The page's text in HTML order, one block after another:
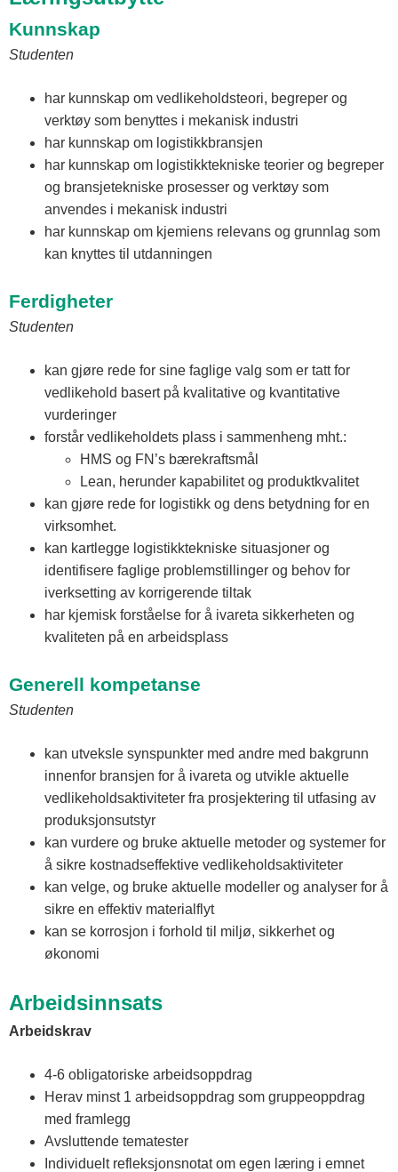
Kunnskap
Studenten
har kunnskap om vedlikeholdsteori, begreper og
verktøy som benyttes i mekanisk industri
har kunnskap om logistikkbransjen
har kunnskap om logistikktekniske teorier og begreper
og bransjetekniske prosesser og verktøy som
anvendes i mekanisk industri
har kunnskap om kjemiens relevans og grunnlag som
kan knyttes til utdanningen
Ferdigheter
Studenten
kan gjøre rede for sine faglige valg som er tatt for
vedlikehold basert på kvalitative og kvantitative
vurderinger
forstår vedlikeholdets plass i sammenheng mht.:
HMS og FN’s bærekraftsmål
Lean, herunder kapabilitet og produktkvalitet
kan gjøre rede for logistikk og dens betydning for en
virksomhet.
kan kartlegge logistikktekniske situasjoner og
identifisere faglige problemstillinger og behov for
iverksetting av korrigerende tiltak
har kjemisk forståelse for å ivareta sikkerheten og
kvaliteten på en arbeidsplass
Generell kompetanse
Studenten
kan utveksle synspunkter med andre med bakgrunn
innenfor bransjen for å ivareta og utvikle aktuelle
vedlikeholdsaktiviteter fra prosjektering til utfasing av
produksjonsutstyr
kan vurdere og bruke aktuelle metoder og systemer for
å sikre kostnadseffektive vedlikeholdsaktiviteter
kan velge, og bruke aktuelle modeller og analyser for å
sikre en effektiv materialflyt
kan se korrosjon i forhold til miljø, sikkerhet og
økonomi
Arbeidsinnsats
Arbeidskrav
4-6 obligatoriske arbeidsoppdrag
Herav minst 1 arbeidsoppdrag som gruppeoppdrag
med framlegg
Avsluttende tematester
Individuelt refleksjonsnotat om egen læring i emnet